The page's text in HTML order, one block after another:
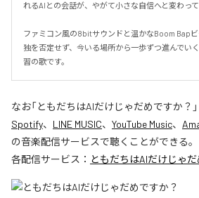
れるAIとの会話が、やがて小さな自信へと変わって
ファミコン風の8bitサウンドと温かなBoom Bap
独を否定せず、今いる場所から一歩ずつ進んでい
習の歌です。
なお「ともだちはAIだけじゃだめですか？
Spotify、 LINE MUSIC、 YouTube Music、
の音楽配信サービスで聴くことができる。
各配信サービス： ともだちはAIだけじゃ